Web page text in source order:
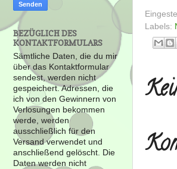
Labels:
BEZÜGLICH DES
KONTAKTFORMULARS
Sämtliche Daten, die du mir
über das Kontaktformular
sendest, werden nicht
gespeichert. Adressen, die
ich von den Gewinnern von
Verlosungen bekommen
werde, werden
ausschließlich für den
Versand verwendet und
anschließend gelöscht. Die
Daten werden nicht